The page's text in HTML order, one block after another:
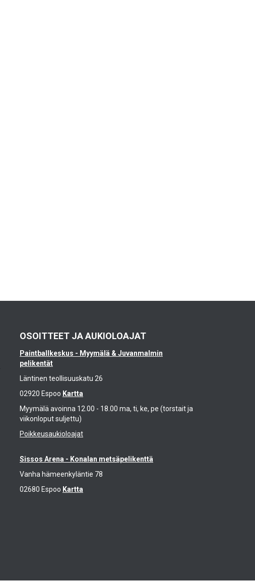
OSOITTEET JA AUKIOLOAJAT
Paintballkeskus - Myymälä & Juvanmalmin
pelikentät
Läntinen teollisuuskatu 26
02920 Espoo Kartta
Myymälä avoinna 12.00 - 18.00 ma, ti, ke, pe (torstait ja
viikonloput suljettu)
Poikkeusaukioloajat
Sissos Arena - Konalan metsäpelikenttä
Vanha hämeenkyläntie 78
02680 Espoo Kartta